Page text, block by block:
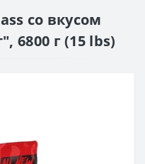
со вкусом
6800 г (15 lbs)